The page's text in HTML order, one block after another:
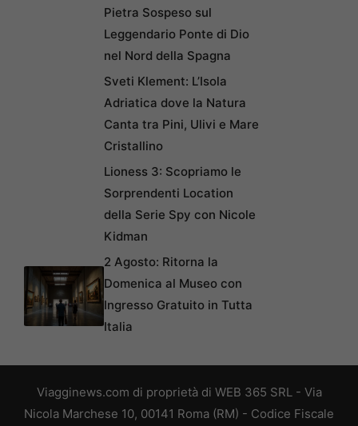
Pietra Sospeso sul
Leggendario Ponte di Dio
nel Nord della Spagna
Sveti Klement: L’Isola
Adriatica dove la Natura
Canta tra Pini, Ulivi e Mare
Cristallino
Lioness 3: Scopriamo le
Sorprendenti Location
della Serie Spy con Nicole
Kidman
2 Agosto: Ritorna la
Domenica al Museo con
Ingresso Gratuito in Tutta
Italia
Viagginews.com di proprietà di WEB 365 SRL - Via
Nicola Marchese 10, 00141 Roma (RM) - Codice Fiscale